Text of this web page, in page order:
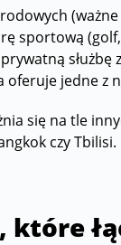
sportową
służbę
jedne z
się na tle
czy Tbilisi.